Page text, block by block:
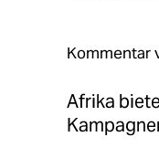
Kommentar
Afrika